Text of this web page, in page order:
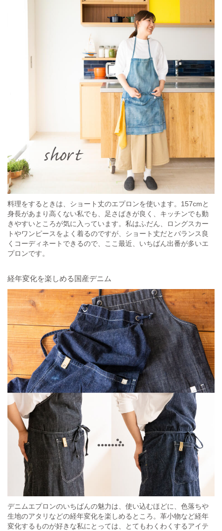
料理をするときは、ショート丈のエプロンを使います。157cmと
身長があまり高くない私でも、足さばきが良く、キッチンでも動
きやすいところが気に入っています。私はふだん、ロングスカー
トやワンピースをよく着るのですが、ショート丈だとバランス良
くコーディネートできるので、ここ最近、いちばん出番が多いエ
プロンです。
経年変化を楽しめる国産デニム
デニムエプロンのいちばんの魅力は、使い込むほどに、色落ちや
生地のアタリなどの経年変化を楽しめるところ。革小物など経年
変化するものが好きな私にとっては、とてもわくわくするアイテ